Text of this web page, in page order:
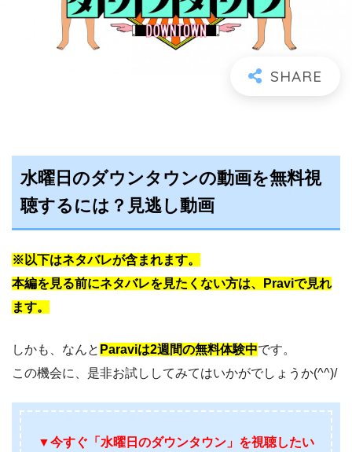
水曜日のダウンタウンの動画を無料視
聴するには？見逃し動画
※以下はネタバレが含まれます。
本編を見る前にネタバレを見たくない方は、Praviで見れ
ます。
しかも、なんと Paraviは2週間の無料体験中です。
この機会に、是非お試ししてみてはいかがでしょうか(^^)/
▼今すぐ「水曜日のダウンタウン」を視聴したい